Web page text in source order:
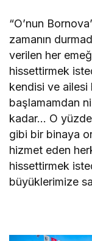
“O’nun
zamanın
verilen her
hissettirmek
kendisi ve
başlamamdan
kadar… O
gibi bir binaya
hizmet eden
hissettirmek
büyüklerimize